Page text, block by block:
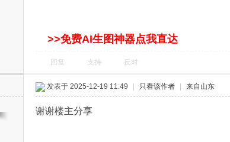
>>免费AI生图神器点我直达
回复 支持 反对
发表于 2025-12-19 11:49 只看该作者 来自山东
谢谢楼主分享